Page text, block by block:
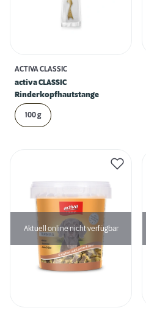
ACTIVA CLASSIC
activa CLASSIC
Rinderkopfhautstange
100 g
Aktuell online nicht verfügbar